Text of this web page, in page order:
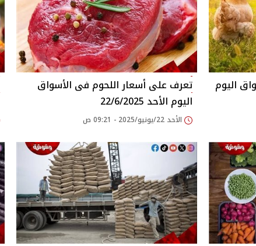
قائمة بأسعار الدواجن في الأسواق‎‎ اليوم
اليوم الأحد 22/6/2025
الأحد 22/يونيو/2025 - 09:21 ص